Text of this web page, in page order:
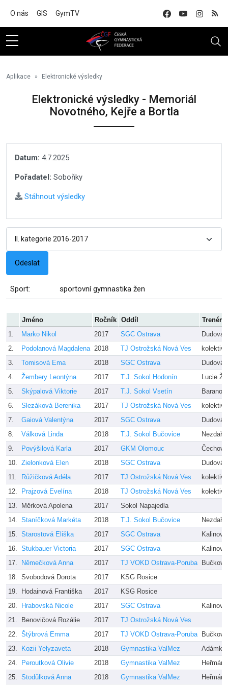
O nás GIS GymTV
Aplikace Elektronické výsledky
Elektronické výsledky - Memoriál
Novotného, Kejře a Bortla
Datum: 4.7.2025
Pořadatel: Soboňky
Stáhnout výsledky
Sport: sportovní gymnastika žen
Jméno Ročník Oddíl
Trenér
1.
Marko Nikol 2017 SGC Ostrava
2.
Podolanová Magdalena 2018 TJ Ostrožská Nová Ves
kolektiv
3.
Tomisová Ema 2018 SGC Ostrava
4.
Žembery Leontýna 2017 T.J. Sokol Hodonín
Lucie
5.
Skýpalová Viktorie 2017 T.J. Sokol Vsetín
6.
Slezáková Berenika 2017 TJ Ostrožská Nová Ves
kolektiv
7.
Gaiová Valentýna 2017 SGC Ostrava
8.
Válková Linda 2018 T.J. Sokol Bučovice
9.
Povýšilová Karla 2017 GKM Olomouc
10. Zielonková Elen 2018 SGC Ostrava
11.
Růžičková Adéla 2017 TJ Ostrožská Nová Ves
kolektiv
12.
Prajzová Evelína 2018 TJ Ostrožská Nová Ves
kolektiv
13.
Měrková Apolena 2017
Sokol Napajedla
14. Staníčková Markéta 2018 T.J. Sokol Bučovice
15. Starostová Eliška 2017 SGC Ostrava
Kalinová
16. Stukbauer Victoria 2017 SGC Ostrava
Kalinová
17.
Němečková Anna 2017 TJ VOKD Ostrava-Poruba
18. Svobodová Dorota 2017
KSG Rosice
19.
Hodainová Františka 2017
KSG Rosice
20.
Hrabovská Nicole 2017 SGC Ostrava
Kalinová
21.
Benovičová Rozálie 2017
TJ Ostrožská Nová Ves
22. Štýbrová Emma 2017 TJ VOKD Ostrava-Poruba
23.
Kozii Yelyzaveta 2018 Gymnastika ValMez
24.
Peroutková Olivie 2018 Gymnastika ValMez
25. Stodůlková Anna 2018 Gymnastika ValMez